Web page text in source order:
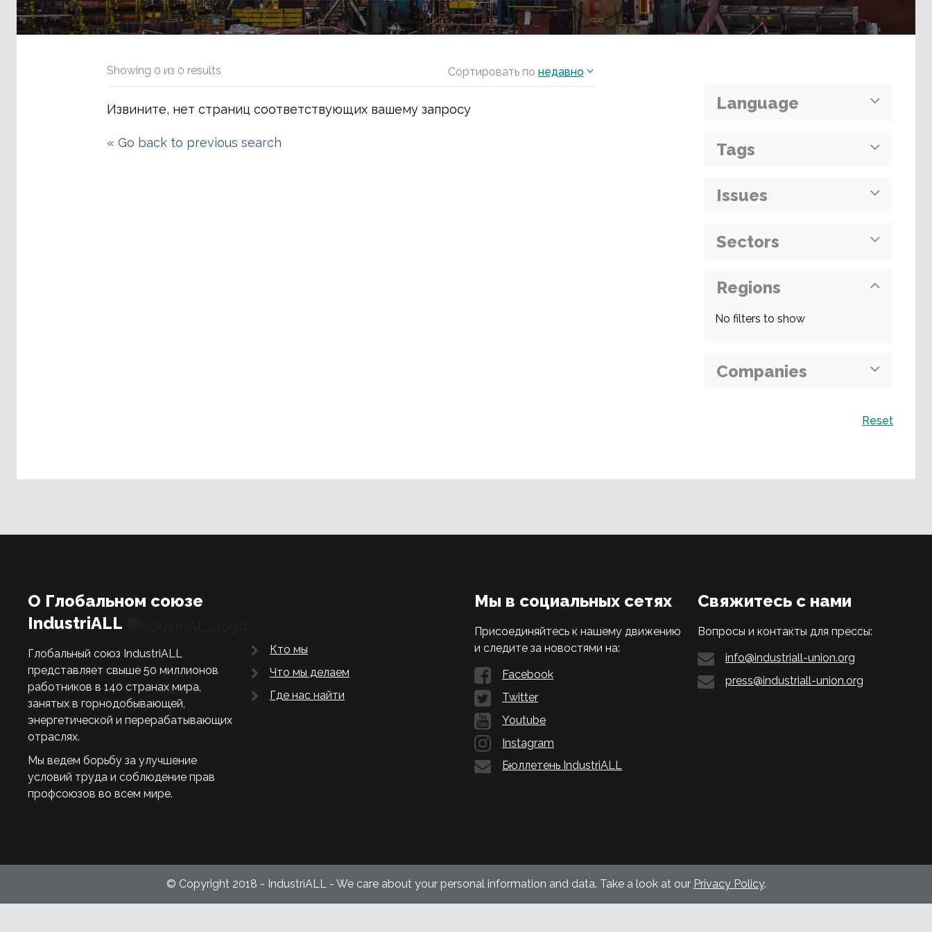
Showing 0 из 0 results Сортировать по недавно
Извините, нет страниц соответствующих вашему запросу
«Go back to previous search
Language
Tags
Issues
Sectors
Regions
No filters to show
Companies
Reset
О Глобальном союзе
IndustriALL
Глобальный союз IndustriALL
представляет свыше 50 миллионов
работников в 140 странах мира,
занятых в горнодобывающей,
энергетической и перерабатывающих
отраслях.
Мы ведем борьбу за улучшение
условий труда и соблюдение прав
профсоюзов во всем мире.
Кто мы
Что мы делаем
Где нас найти
Мы в социальных сетях
Присоединяйтесь к нашему движению
и следите за новостями на:
Facebook
Twitter
Youtube
Instagram
Бюллетень IndustriALL
Свяжитесь с нами
Вопросы и контакты для прессы:
info@industriall-union.org
press@industriall-union.org
© Copyright 2018 - IndustriALL - We care about your personal information and data. Take a look at our Privacy Policy.